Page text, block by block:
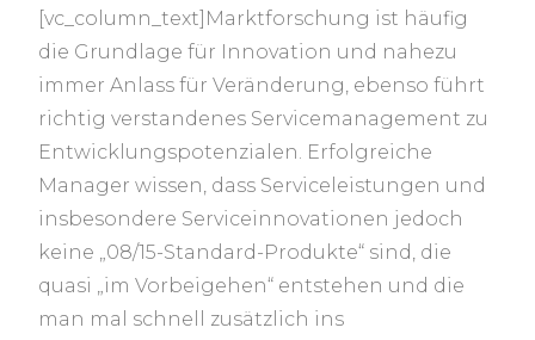
[vc_column_text]Marktforschung ist häufig
die Grundlage für Innovation und nahezu
immer Anlass für Veränderung, ebenso führt
richtig verstandenes Servicemanagement zu
Entwicklungspotenzialen. Erfolgreiche
Manager wissen, dass Serviceleistungen und
insbesondere Serviceinnovationen jedoch
keine „08/15-Standard-Produkte“ sind, die
quasi „im Vorbeigehen“ entstehen und die
man mal schnell zusätzlich ins